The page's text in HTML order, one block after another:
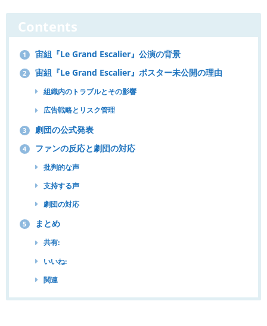
Contents
1 宙組『Le Grand Escalier』公演の背景
2 宙組『Le Grand Escalier』ポスター未公開の理由
組織内のトラブルとその影響
広告戦略とリスク管理
3 劇団の公式発表
4 ファンの反応と劇団の対応
批判的な声
支持する声
劇団の対応
5 まとめ
共有:
いいね:
関連